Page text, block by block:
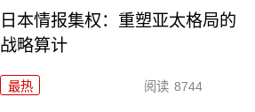
日本情报集权：重塑亚太格局的
战略算计
最热 阅读 8744